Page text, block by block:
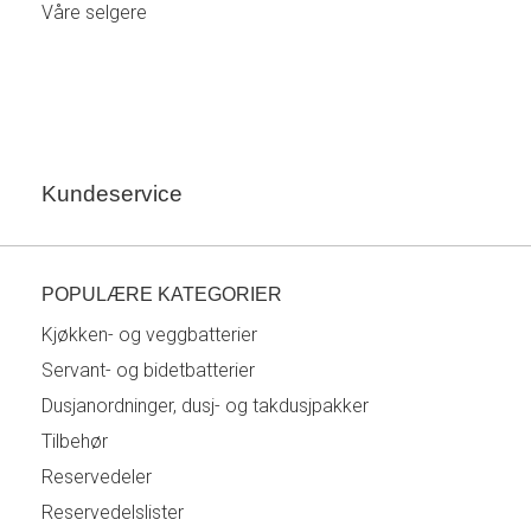
Våre selgere
Kundeservice
POPULÆRE KATEGORIER
Kjøkken- og veggbatterier
Servant- og bidetbatterier
Dusjanordninger, dusj- og takdusjpakker
Tilbehør
Reservedeler
Reservedelslister